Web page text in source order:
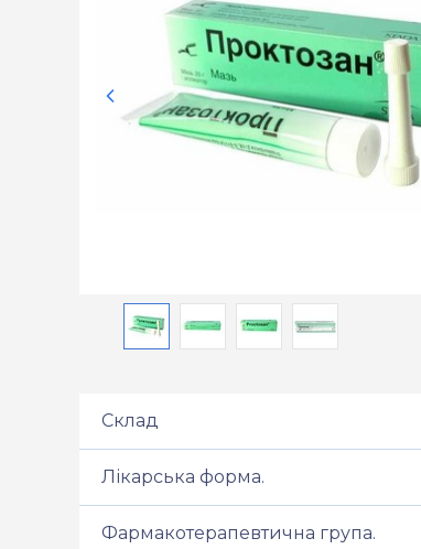
Склад
Лікарська форма.
Фармакотерапевтична група.